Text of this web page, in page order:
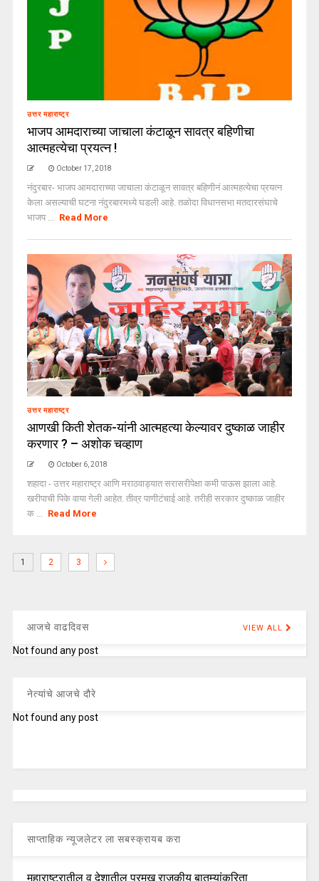
उत्तर महाराष्ट्र
भाजप आमदाराच्या जाचाला कंटाळून सावत्र बहिणीचा
आत्महत्येचा प्रयत्न !
October 17, 2018
नंदुरबार- भाजप आमदाराच्या जाचाला कंटाळून सावत्र बहिणीनं आत्महत्येचा प्रयत्न
केला असल्याची घटना नंदुरबारमध्ये घडली आहे. तळोदा विधानसभा मतदारसंघाचे
भाजप ... Read More
उत्तर महाराष्ट्र
आणखी किती शेतक-यांनी आत्महत्या केल्यावर दुष्काळ जाहीर
करणार ? – अशोक चव्हाण
October 6, 2018
शहादा - उत्तर महाराष्ट्र आणि मराठवाड्यात सरासरीपेक्षा कमी पाऊस झाला आहे.
खरीपाची पिके वाया गेली आहेत. तीव्र पाणीटंचाई आहे. तरीही सरकार दुष्काळ जाहीर
क ... Read More
1 2 3
आजचे वाढदिवस VIEW ALL
Not found any post
नेत्यांचे आजचे दौरे
Not found any post
साप्ताहिक न्यूजलेटर ला सबस्क्रायब करा
महाराष्ट्रातील व देशातील प्रमुख राजकीय बातम्यांकरिता